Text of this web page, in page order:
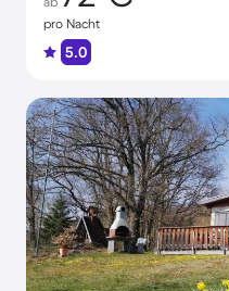
pro Nacht
5.0